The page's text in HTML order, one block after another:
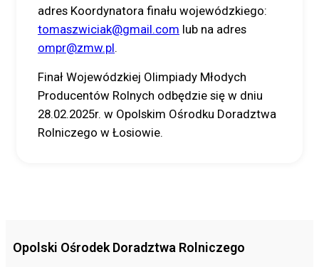
adres Koordynatora finału wojewódzkiego:
tomaszwiciak@gmail.com lub na adres
ompr@zmw.pl.
Finał Wojewódzkiej Olimpiady Młodych
Producentów Rolnych odbędzie się w dniu
28.02.2025r. w Opolskim Ośrodku Doradztwa
Rolniczego w Łosiowie.
Opolski Ośrodek Doradztwa Rolniczego